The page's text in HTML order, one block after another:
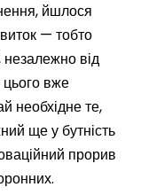
йшлося
— тобто
від
цього вже
необхідне те,
ще у бутність
прорив